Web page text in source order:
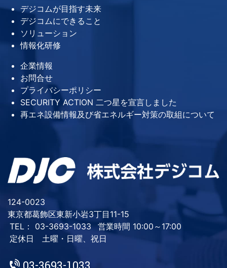
デジコムが目指す未来
デジコムにできること
ソリューション
情報化研修
企業情報
お問合せ
プライバシーポリシー
SECURITY ACTION 二つ星を宣言しました
再エネ設備情報及び省エネルギー対策の取組について
124-0023
東京都葛飾区東新小岩3丁目11-15
TEL： 03-3693-1033
営業時間 10:00～17:00
定休日 土曜・日曜、祝日